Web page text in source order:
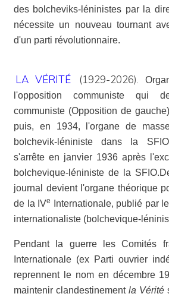
des bolcheviks-léninistes par la
nécessite un nouveau tournant
d'un parti révolutionnaire.
LA VÉRITÉ (1929-2026).
l'opposition communiste qui
communiste (Opposition de
puis, en 1934, l'organe de
bolchevik-léniniste dans la
s'arrête en janvier 1936 après
bolchevique-léniniste de la
journal devient l'organe théorique
de la IVe
Internationale, publié par
internationaliste (bolchevique-
Pendant la guerre les Comités
Internationale (ex Parti ouvrier
reprennent le nom en décembre
maintenir clandestinement la Vérité